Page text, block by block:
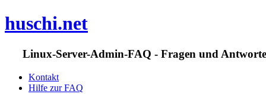
huschi.net
Linux-Server-Admin-FAQ - Fragen und
Kontakt
Hilfe zur FAQ